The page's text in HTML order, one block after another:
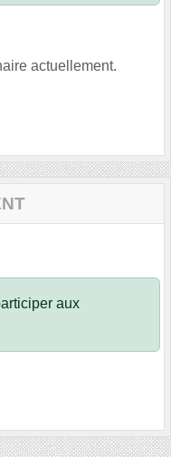
actuellement.
aux